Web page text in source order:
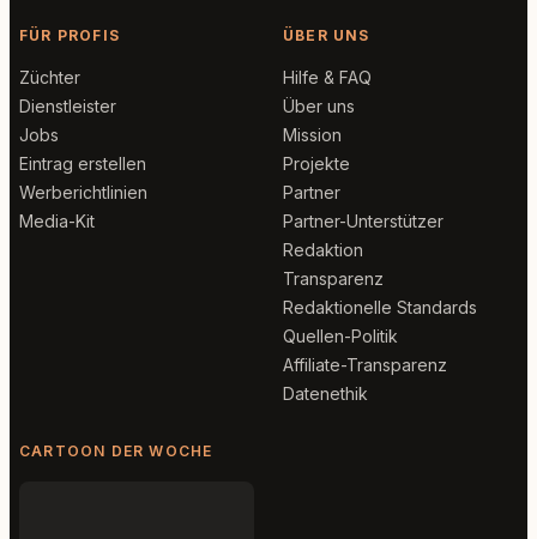
FÜR PROFIS
Züchter
Dienstleister
Jobs
Eintrag erstellen
Werberichtlinien
Media-Kit
ÜBER UNS
Hilfe & FAQ
Über uns
Mission
Projekte
Partner
Partner-Unterstützer
Redaktion
Transparenz
Redaktionelle Standards
Quellen-Politik
Affiliate-Transparenz
Datenethik
CARTOON DER WOCHE